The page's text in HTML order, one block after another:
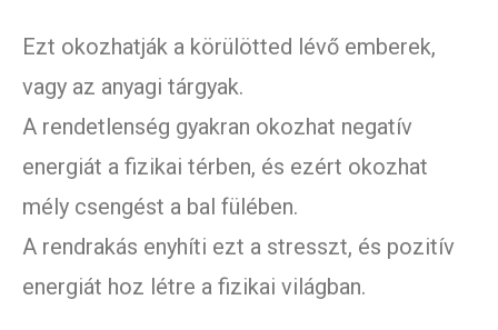
Ezt okozhatják a körülötted lévő emberek,
vagy az anyagi tárgyak.
A rendetlenség gyakran okozhat negatív
energiát a fizikai térben, és ezért okozhat
mély csengést a bal fülében.
A rendrakás enyhíti ezt a stresszt, és pozitív
energiát hoz létre a fizikai világban.